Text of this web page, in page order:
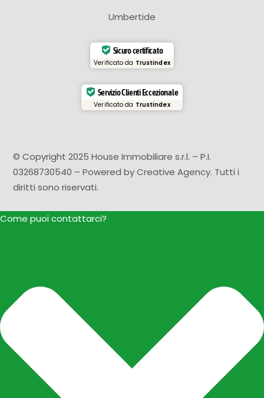
Umbertide
Sicuro certificato
Verificato da Trustindex
Servizio Clienti Eccezionale
Verificato da Trustindex
© Copyright 2025 House Immobiliare s.r.l. – P.I.
03268730540 – Powered byCreative Agency. Tutti i
diritti sono riservati.
Come puoi contattarci?